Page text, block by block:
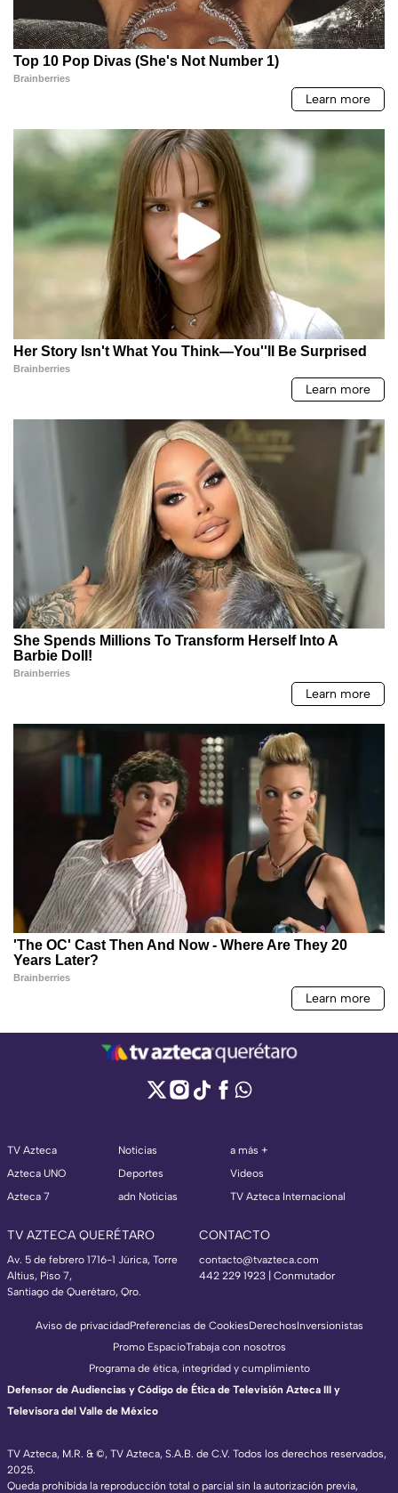
TV Azteca
Azteca UNO
Azteca 7
Noticias
Deportes
adn Noticias
a más +
Videos
TV Azteca Internacional
TV AZTECA QUERÉTARO
Av. 5 de febrero 1716-1 Júrica, Torre
Altius, Piso 7,
Santiago de Querétaro, Qro.
CONTACTO
contacto@tvazteca.com
442 229 1923 | Conmutador
TV Azteca, M.R. & ©, TV Azteca, S.A.B. de C.V. Todos los derechos reservados,
2025.
Queda prohibida la reproducción total o parcial sin la autorización previa,
Aviso de privacidadPreferencias de CookiesDerechosInversionistas
Promo EspacioTrabaja con nosotros
Programa de ética, integridad y cumplimiento
Defensor de Audiencias y Código de Ética de Televisión Azteca III y
Televisora del Valle de México